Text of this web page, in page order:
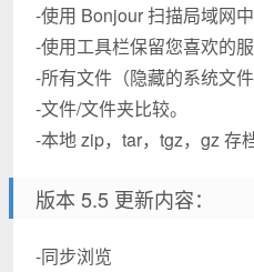
-使用 Bonjour 扫描局域网
-使用工具栏保留您喜欢的
-所有文件（隐藏的系统文
-文件/文件夹比较。
-本地 zip，tar，tgz，gz 存
版本 5.5 更新内容：
-同步浏览